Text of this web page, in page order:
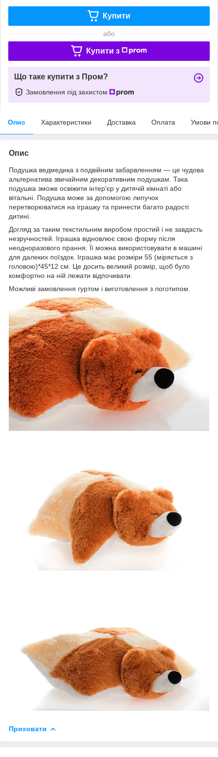
Купити
або
Купити з
Що таке купити з Пром?
Замовлення під захистом
Опис Характеристики Доставка Оплата Умови
Опис
Подушка ведмедика з подвійним забарвленням — це чудова
альтернатива звичайним декоративним подушкам. Така
подушка зможе освіжити інтер'єр у дитячій кімнаті або
вітальні. Подушка може за допомогою липучок
перетворюватися на іграшку та принести багато радості
дитині.
Догляд за таким текстильним виробом простий і не завдасть
незручностей. Іграшка відновлює свою форму після
неодноразового прання. Її можна використовувати в машині
для далеких поїздок. Іграшка має розміри 55 (міряється з
головою)*45*12 см. Це досить великий розмір, щоб було
комфортно на ній лежати відпочивати.
Можливі замовлення гуртом і виготовлення з логотипом.
Приховати